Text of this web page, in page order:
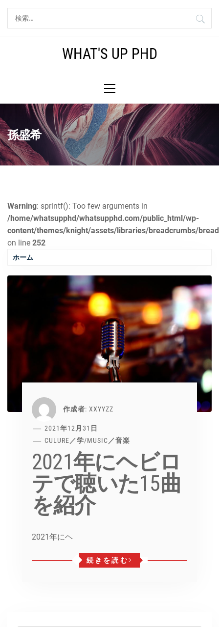
ッ
プ
索:
WHAT'S UP PHD
イ
メ
ニ
ュ
ー
孫盛希
Warning: sprintf(): Too few arguments in
/home/whatsupphd/whatsupphd.com/public_html/wp-
content/themes/knight/assets/libraries/breadcrumbs/
on line 252
ホーム
作成者: XXYYZZ
2021年12月31日
CULURE／学/MUSIC／音楽
2021年にヘビロ
テで聴いた15曲
を紹介
2021年にヘ
続きを読む